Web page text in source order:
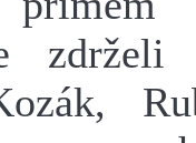
zdrželi